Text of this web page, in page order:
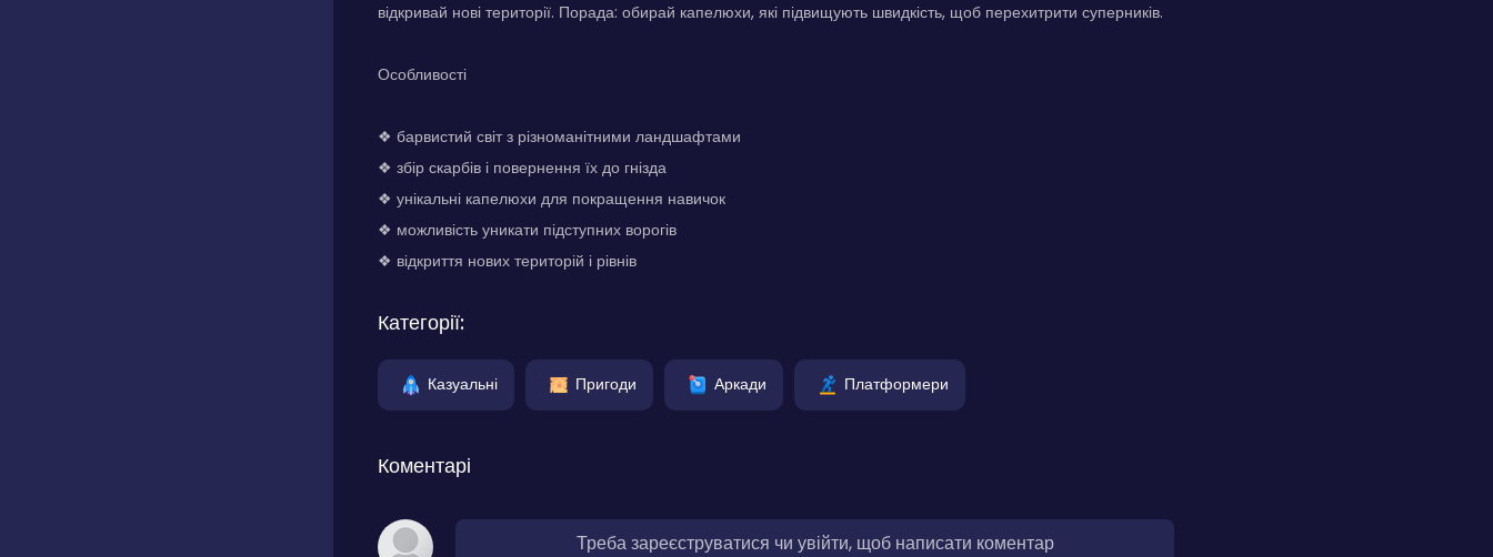
відкривай нові території. Порада: обирай капелюхи, які підвищують швидкість, щоб перехитрити суперників.
Особливості
❖ барвистий світ з різноманітними ландшафтами
❖ збір скарбів і повернення їх до гнізда
❖ унікальні капелюхи для покращення навичок
❖ можливість уникати підступних ворогів
❖ відкриття нових територій і рівнів
Категорії:
Казуальні Пригоди Аркади Платформери
Коментарі
Треба зареєструватися чи увійти, щоб написати коментар